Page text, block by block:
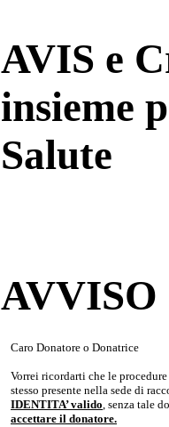
AVIS e
insieme
Salute
Caro Donatore o Donatrice
Vorrei ricordarti che le
stesso presente nella sede di
IDENTITA’ valido, senza tale
accettare il donatore.